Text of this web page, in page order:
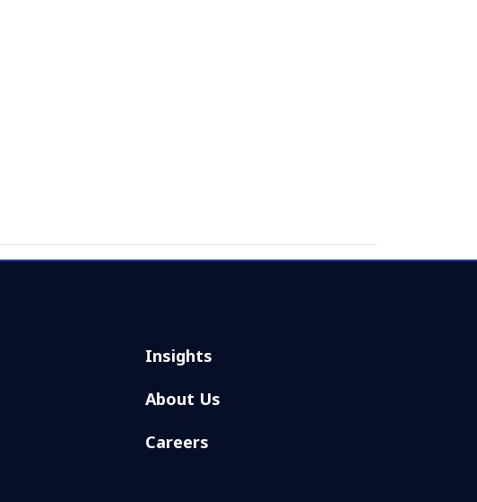
Insights
About Us
Careers